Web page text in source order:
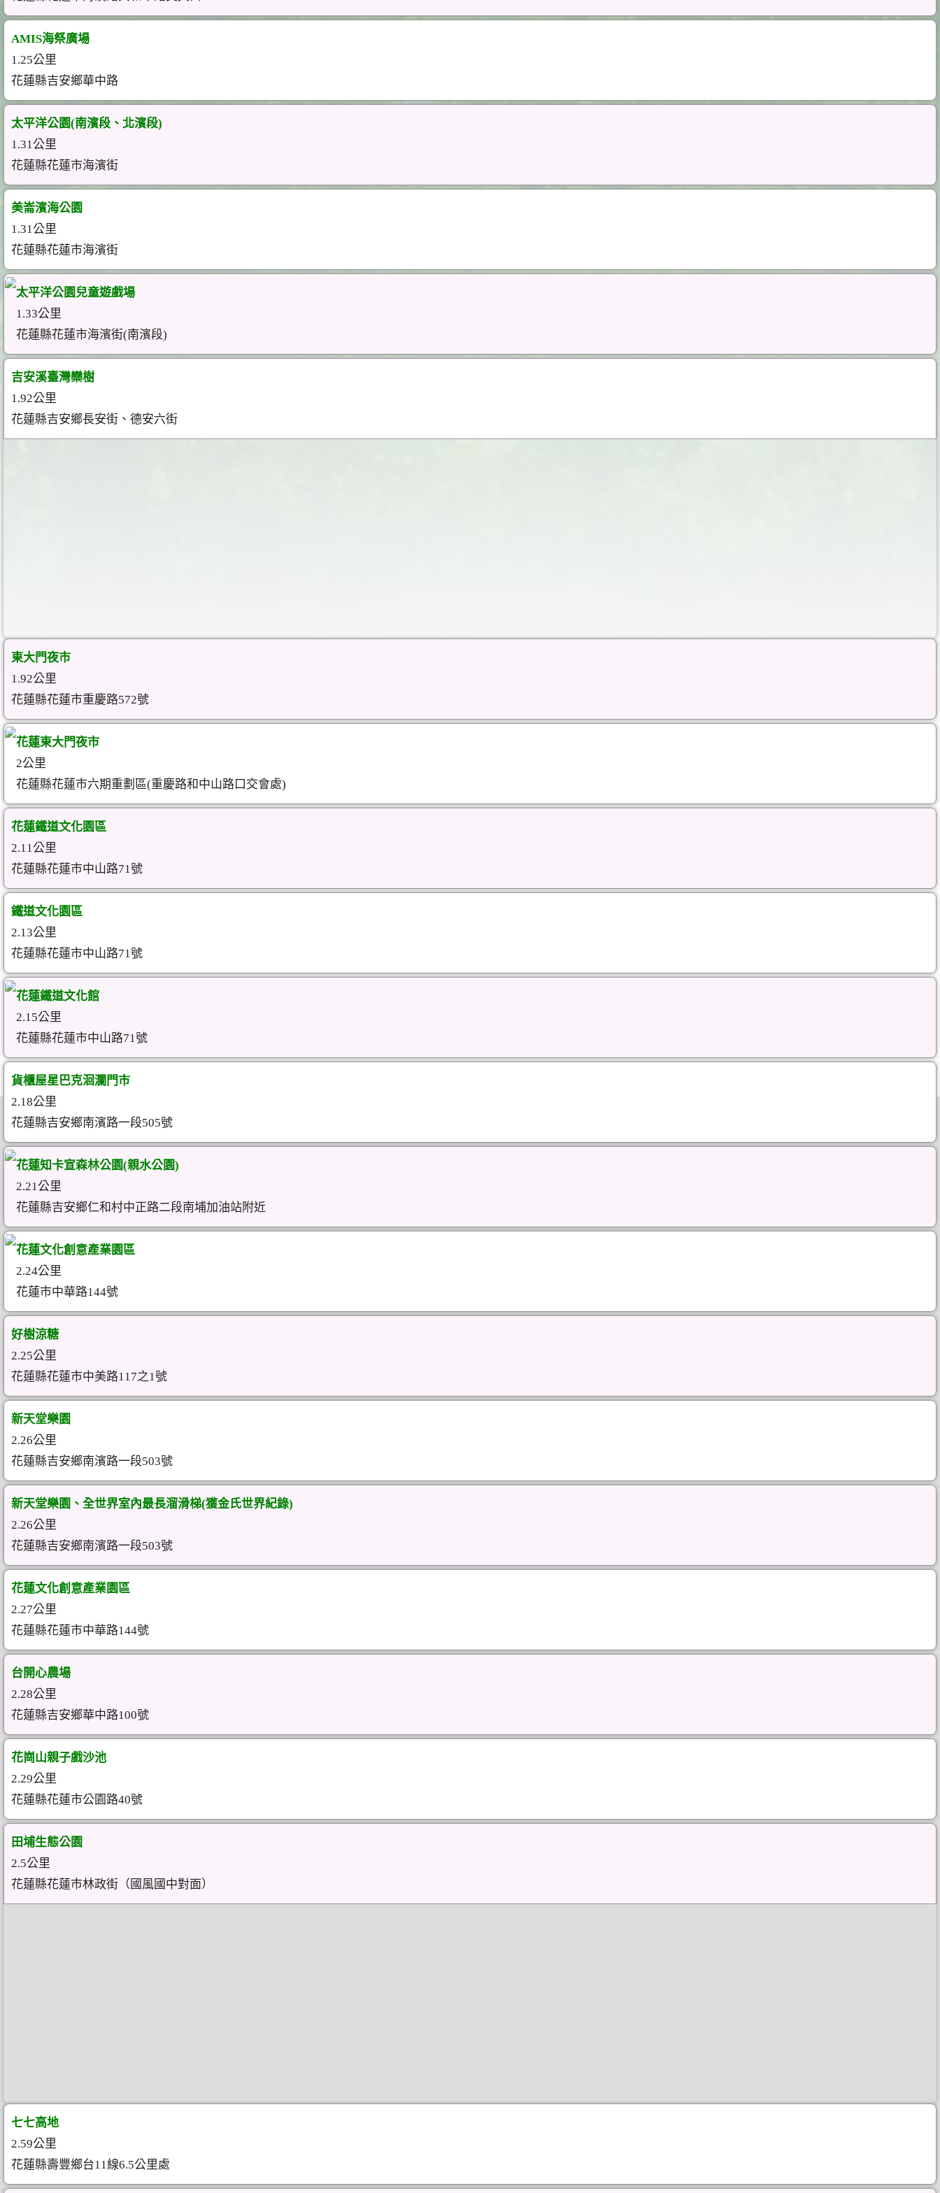
AMIS海祭廣場
1.25公里
花蓮縣吉安鄉華中路
太平洋公園(南濱段、北濱段)
1.31公里
花蓮縣花蓮市海濱街
美崙濱海公園
1.31公里
花蓮縣花蓮市海濱街
太平洋公園兒童遊戲場
1.33公里
花蓮縣花蓮市海濱街(南濱段)
吉安溪臺灣欒樹
1.92公里
花蓮縣吉安鄉長安街、德安六街
東大門夜市
1.92公里
花蓮縣花蓮市重慶路572號
花蓮東大門夜市
2公里
花蓮縣花蓮市六期重劃區(重慶路和中山路口交會處)
花蓮鐵道文化園區
2.11公里
花蓮縣花蓮市中山路71號
鐵道文化園區
2.13公里
花蓮縣花蓮市中山路71號
花蓮鐵道文化館
2.15公里
花蓮縣花蓮市中山路71號
貨櫃屋星巴克洄瀾門市
2.18公里
花蓮縣吉安鄉南濱路一段505號
花蓮知卡宣森林公園(親水公園)
2.21公里
花蓮縣吉安鄉仁和村中正路二段南埔加油站附近
花蓮文化創意產業園區
2.24公里
花蓮市中華路144號
好樹涼糖
2.25公里
花蓮縣花蓮市中美路117之1號
新天堂樂園
2.26公里
花蓮縣吉安鄉南濱路一段503號
新天堂樂園、全世界室內最長溜滑梯(獲金氏世界紀錄)
2.26公里
花蓮縣吉安鄉南濱路一段503號
花蓮文化創意產業園區
2.27公里
花蓮縣花蓮市中華路144號
台開心農場
2.28公里
花蓮縣吉安鄉華中路100號
花崗山親子戲沙池
2.29公里
花蓮縣花蓮市公園路40號
田埔生態公園
2.5公里
花蓮縣花蓮市林政街（國風國中對面）
七七高地
2.59公里
花蓮縣壽豐鄉台11線6.5公里處